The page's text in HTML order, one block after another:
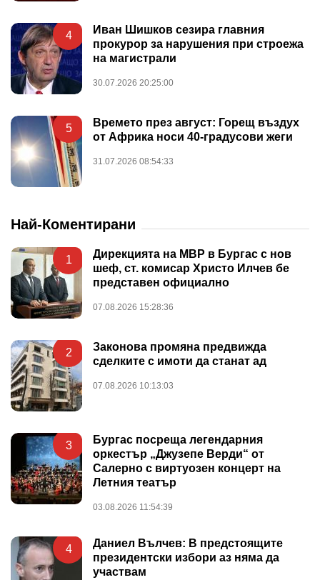
4
Иван Шишков сезира главния
прокурор за нарушения при строежа
на магистрали
30.07.2026 20:25:00
5
Времето през август: Горещ въздух
от Африка носи 40-градусови жеги
31.07.2026 08:54:33
Най-Коментирани
1
Дирекцията на МВР в Бургас с нов
шеф, ст. комисар Христо Илчев бе
представен официално
07.08.2026 15:28:36
2
Законова промяна предвижда
сделките с имоти да станат ад
07.08.2026 10:13:03
3
Бургас посреща легендарния
оркестър „Джузепе Верди“ от
Салерно с виртуозен концерт на
Летния театър
03.08.2026 11:54:39
4
Даниел Вълчев: В предстоящите
президентски избори аз няма да
участвам